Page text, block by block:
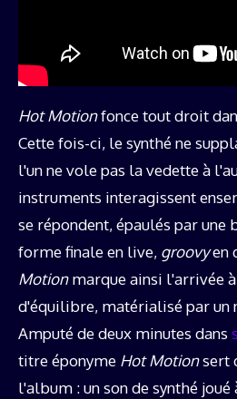
Hot Motionfonce tout droit
Cette fois-ci, le synthé ne
l'un ne vole pas la vedette à
instruments interagissent
se répondent, épaulés par une
forme finale en live, groovyen
Motionmarque ainsi l'arrivée
d'équilibre, matérialisé par un
Amputé de deux minutes dans
titre éponyme Hot Motionsert
l'album : un son de synthé joué